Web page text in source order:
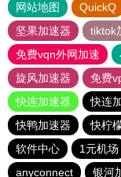
网站地图 QuickQ
坚果加速器
tiktok
免费vqn外网加速
旋风加速器
免费
快连加速器
快连
快鸭加速器
快柠
软件中心
1元机场
anyconnect
银河